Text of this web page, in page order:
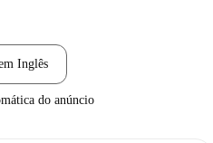
Inglês
do anúncio